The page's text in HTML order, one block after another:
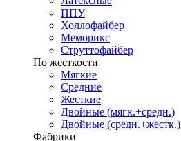
ППУ
Холлофайбер
Меморикс
Струттофайбер
По жесткости
Мягкие
Средние
Жесткие
Двойные (мягк.+средн.)
Двойные (средн.+жестк.)
Фабрики